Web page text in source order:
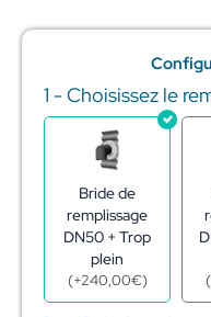
1 - Choisissez le
Bride de
remplissage
DN50 + Trop
plein
(+240,00€) (
quantité
de
Réserve
acier
galva
13,5m3
ø2,60